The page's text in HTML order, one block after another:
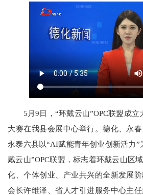
5月9日，“环戴云山”OPC联盟成立
大赛在我县会展中心举行。德化、永春
永泰六县以“AI赋能青年创业创新活力”
戴云山”OPC联盟，标志着环戴云山区
化、个体创业、产业共兴的全新发展
会长许维泽、省人才引进服务中心主